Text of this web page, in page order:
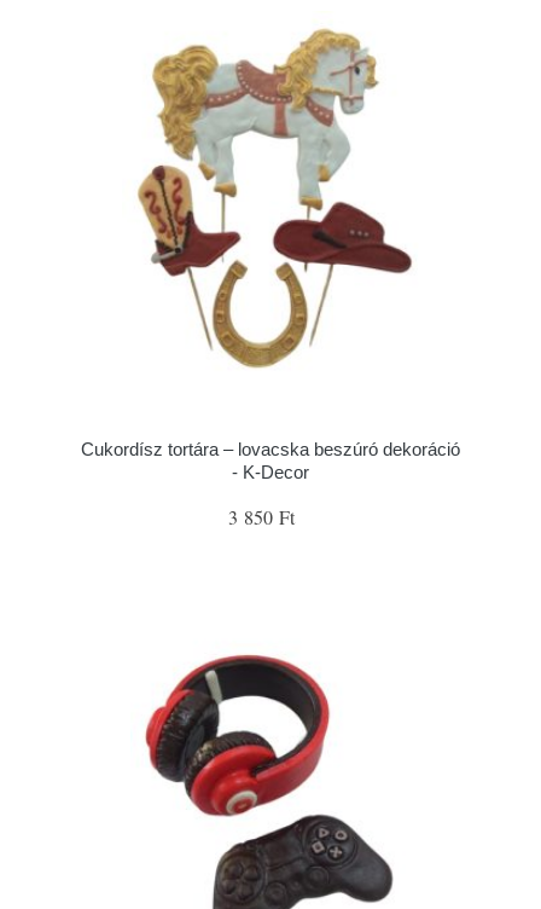
Cukordísz tortára – lovacska beszúró dekoráció
- K-Decor
3 850 Ft